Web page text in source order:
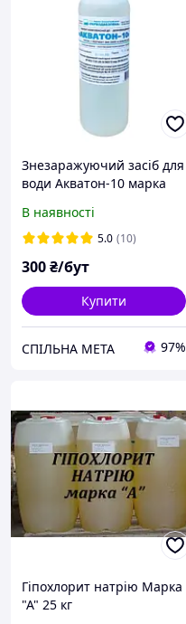
Знезаражуючий засіб для
води Акватон-10 марка
В наявності
5.0 (10)
300₴/бут
Купити
СПІЛЬНА МЕТА 97%
Гіпохлорит натрію Марка
"А" 25 кг